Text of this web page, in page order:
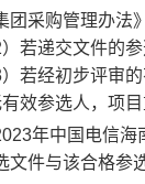
团 采购管理办法
若递交文件的
若经初步评审
效参选人，项目
年中国电信海
文件与该合格参